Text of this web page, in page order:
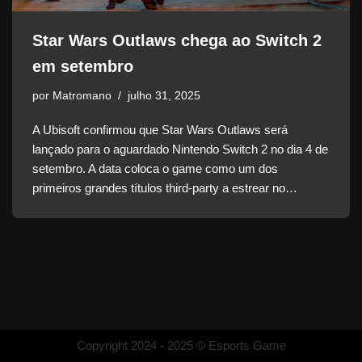
Star Wars Outlaws chega ao Switch 2
em setembro
por Matromano julho 31, 2025
A Ubisoft confirmou que Star Wars Outlaws será
lançado para o aguardado Nintendo Switch 2 no dia 4 de
setembro. A data coloca o game como um dos
primeiros grandes títulos third-party a estrear no…
Copyright 2024 - 2025 © Esports Game